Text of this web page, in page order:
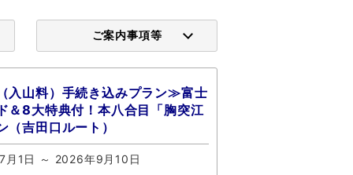
ご案内事項等
入山料）手続き込みプラン≫富士
＆8大特典付！本八合目「胸突江
（吉田口ルート）
月1日 ～ 2026年9月10日